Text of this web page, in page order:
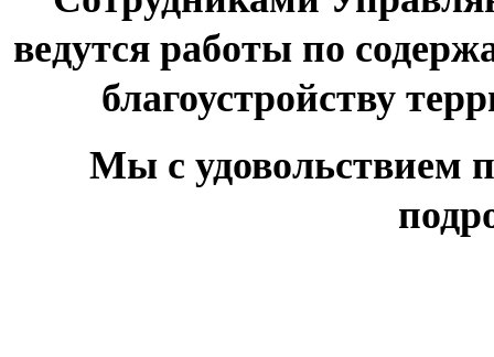
ведутся работы по
благоустройству
Мы с удовольствием